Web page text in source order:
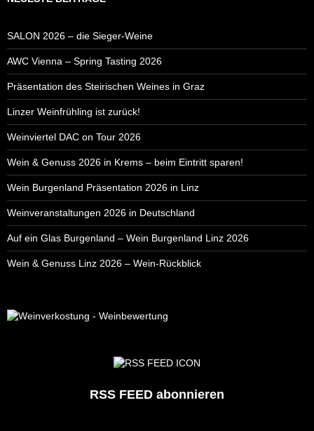
SALON 2026 – die Sieger-Weine
AWC Vienna – Spring Tasting 2026
Präsentation des Steirischen Weines in Graz
Linzer Weinfrühling ist zurück!
Weinviertel DAC on Tour 2026
Wein & Genuss 2026 in Krems – beim Eintritt sparen!
Wein Burgenland Präsentation 2026 in Linz
Weinveranstaltungen 2026 in Deutschland
Auf ein Glas Burgenland – Wein Burgenland Linz 2026
Wein & Genuss Linz 2026 – Wein-Rückblick
RSS FEED abonnieren